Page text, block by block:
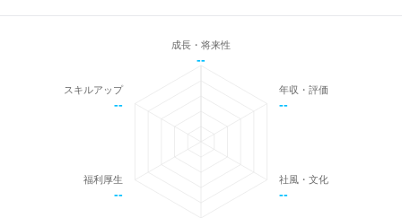
成長・将来性
--
年収・評価
--
社風・文化
--
福利厚生
--
スキルアップ
--